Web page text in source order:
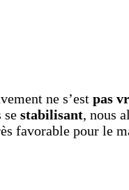
ne s’est pas
se stabilisant, nous
favorable pour le